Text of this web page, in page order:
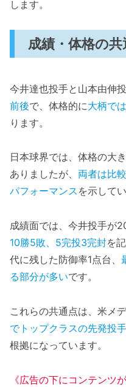
します。
成績・体格の共
今井達也投手と山本由伸投
前後で、体格的に大柄で
ります。
日本球界では、体格の大
ありましたが、 両者は比
パフォーマンス を示してい
成績面では、今井投手が
10勝5敗、5完投3完封を
代に残した防御率1点台、
る部分が多いです。
これらの共通点は、米メ
でトップクラスの先発投手
根拠になっています。
《広告の下にコンテンツ